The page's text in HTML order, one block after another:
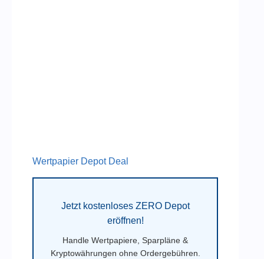
Wertpapier Depot Deal
Jetzt kostenloses ZERO Depot
eröffnen!
Handle Wertpapiere, Sparpläne &
Kryptowährungen ohne Ordergebühren.